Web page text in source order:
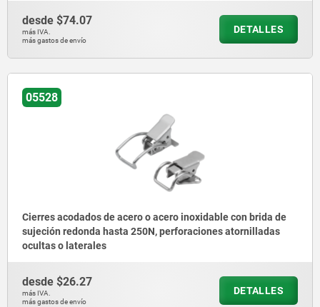
desde $74.07
más IVA.
más gastos de envío
DETALLES
05528
Cierres acodados de acero o acero inoxidable con brida de
sujeción redonda hasta 250N, perforaciones atornilladas
ocultas o laterales
desde $26.27
más IVA.
más gastos de envío
DETALLES